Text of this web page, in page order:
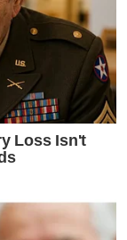
Loss Isn't